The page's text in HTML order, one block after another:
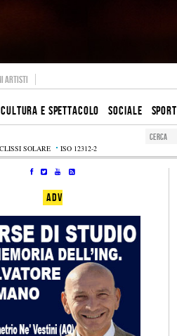
ARTISTI
CULTURA E SPETTACOLO SOCIALE SPORT
SOLARE ISO 12312-2
ADV